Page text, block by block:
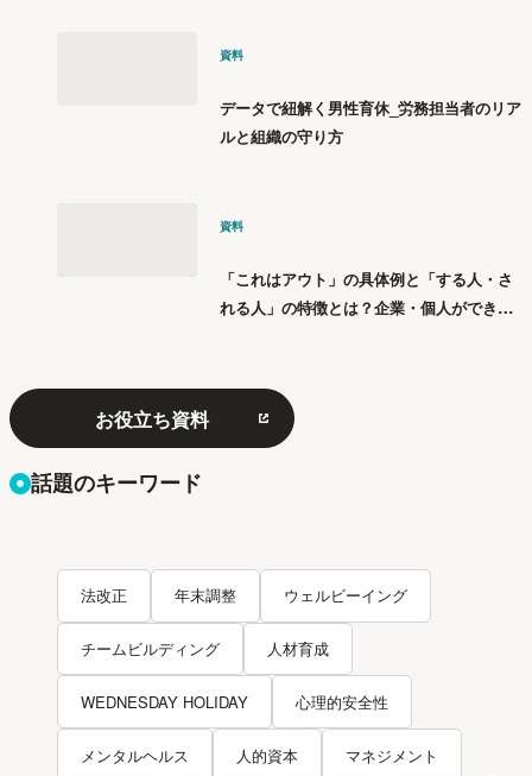
資料
データで紐解く男性育休_労務担当者のリア
ルと組織の守り方
資料
「これはアウト」の具体例と「する人・さ
れる人」の特徴とは？企業・個人ができる
お役立ち資料
話題のキーワード
法改正 年末調整 ウェルビーイング
チームビルディング 人材育成
WEDNESDAY HOLIDAY 心理的安全性
メンタルヘルス 人的資本 マネジメント